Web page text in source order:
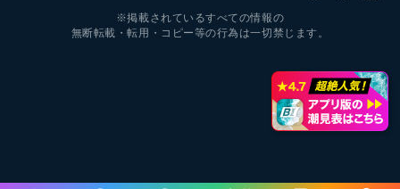
※掲載されているすべての情報の
無断転載・転用・コピー等の行為は一切禁じます。